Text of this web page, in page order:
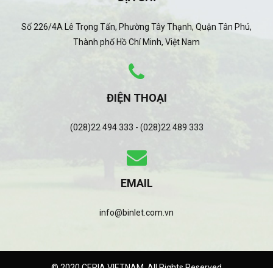
Số 226/4A Lê Trọng Tấn, Phường Tây Thạnh, Quận Tân Phú,
Thành phố Hồ Chí Minh, Việt Nam
ĐIỆN THOẠI
(028)22 494 333 - (028)22 489 333
EMAIL
info@binlet.com.vn